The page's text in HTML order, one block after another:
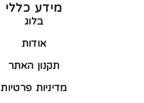
מידע כללי
בלוג
אודות
תקנון האתר
מדיניות פרטיות